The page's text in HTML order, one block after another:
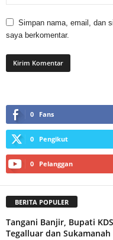
Simpan nama, email, dan
saya berkomentar.
0 Fans
0 Pengikut
0 Pelanggan
BERITA POPULER
Tangani Banjir, Bupati
Tegalluar dan